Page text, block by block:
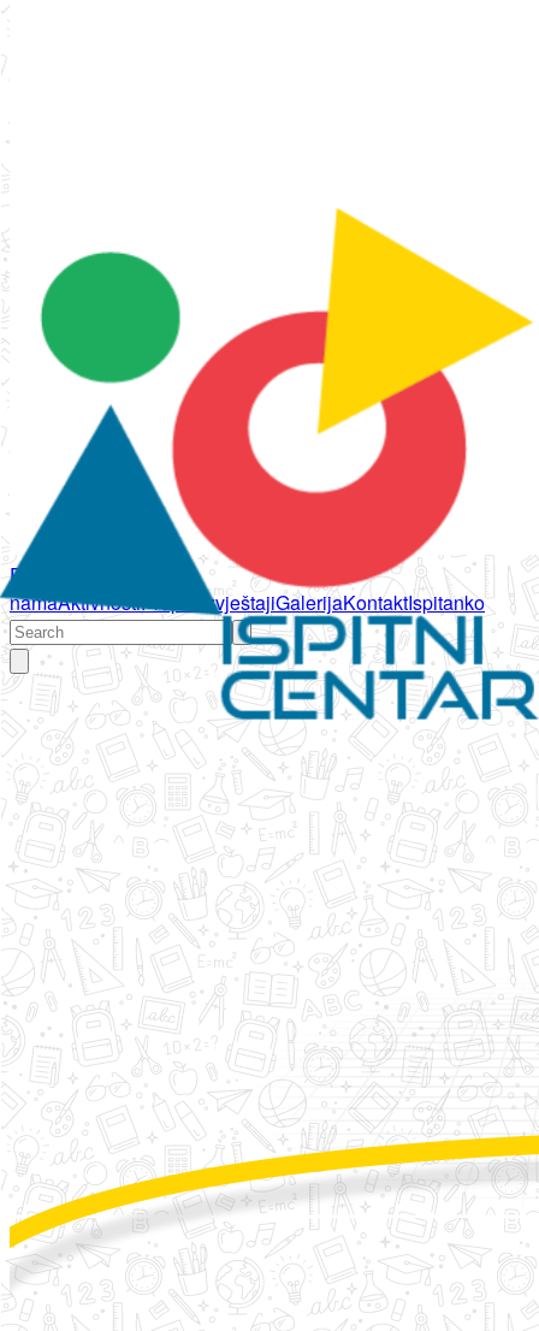
Početna
namaAktivnostiPropisi IzvještajiGalerijaKontaktIspitanko